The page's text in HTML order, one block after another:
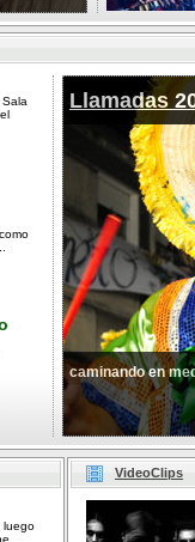
Llamadas
caminando en
luego
VideoClips